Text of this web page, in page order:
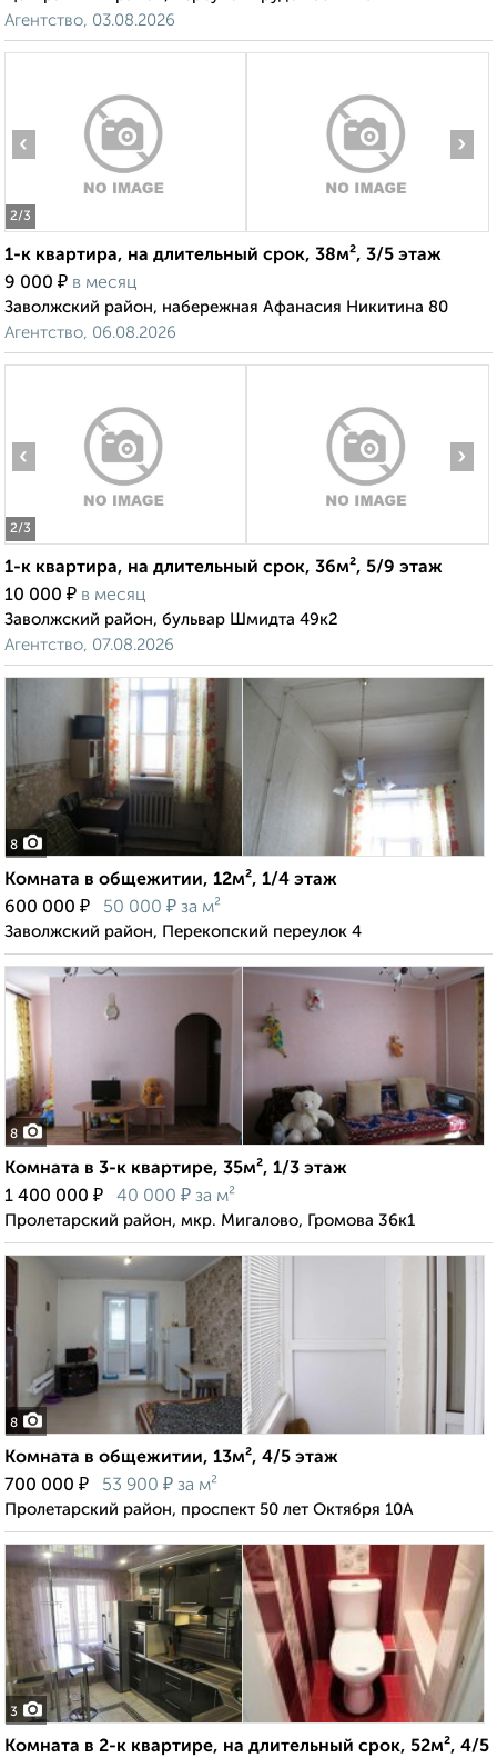
Агентство, 03.08.2026
2/3
‹ ›
1-к квартира, на длительный срок, 38м², 3/5 этаж
9 000 ₽ в месяц
Заволжский район, набережная Афанасия Никитина 80
Агентство, 06.08.2026
2/3
‹ ›
1-к квартира, на длительный срок, 36м², 5/9 этаж
10 000 ₽ в месяц
Заволжский район, бульвар Шмидта 49к2
Агентство, 07.08.2026
8
Комната в общежитии, 12м², 1/4 этаж
600 000 ₽ 50 000 ₽ за м²
Заволжский район, Перекопский переулок 4
8
Комната в 3-к квартире, 35м², 1/3 этаж
1 400 000 ₽ 40 000 ₽ за м²
Пролетарский район, мкр. Мигалово, Громова 36к1
8
Комната в общежитии, 13м², 4/5 этаж
700 000 ₽ 53 900 ₽ за м²
Пролетарский район, проспект 50 лет Октября 10А
3
Комната в 2-к квартире, на длительный срок, 52м², 4/5